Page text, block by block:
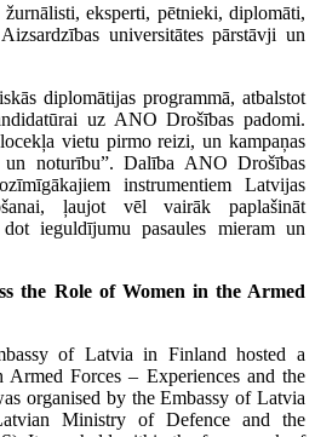
eksperti, pētnieki, diplomāti,
universitātes pārstāvji un
diplomātijas programmā, atbalstot
uz ANO Drošības padomi.
vietu pirmo reizi, un kampaņas
noturību”. Dalība ANO Drošības
instrumentiem Latvijas
ļaujot vēl vairāk paplašināt
ieguldījumu pasaules mieram un
the Role of Women in the Armed
of Latvia in Finland hosted a
Armed Forces – Experiences and the
organised by the Embassy of Latvia
Ministry of Defence and the